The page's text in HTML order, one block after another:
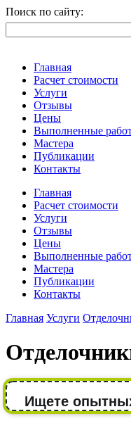
Поиск по сайту:
Главная
Расчет стоимости
Услуги
Отзывы
Цены
Выполненные
Мастера
Публикации
Контакты
Главная
Расчет стоимости
Услуги
Отзывы
Цены
Выполненные
Мастера
Публикации
Контакты
Главная Услуги
Ищете